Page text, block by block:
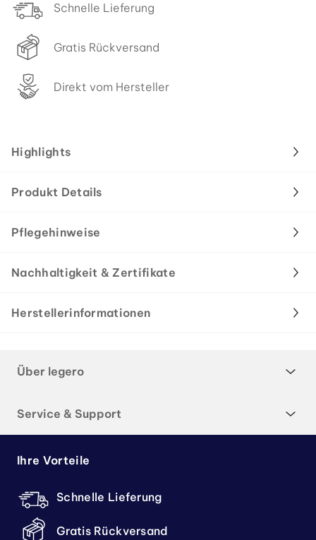
Schnelle Lieferung
Gratis Rückversand
Direkt vom Hersteller
Highlights
Produkt Details
Pflegehinweise
Nachhaltigkeit & Zertifikate
Herstellerinformationen
Über legero
Service & Support
Ihre Vorteile
Schnelle Lieferung
Gratis Rückversand